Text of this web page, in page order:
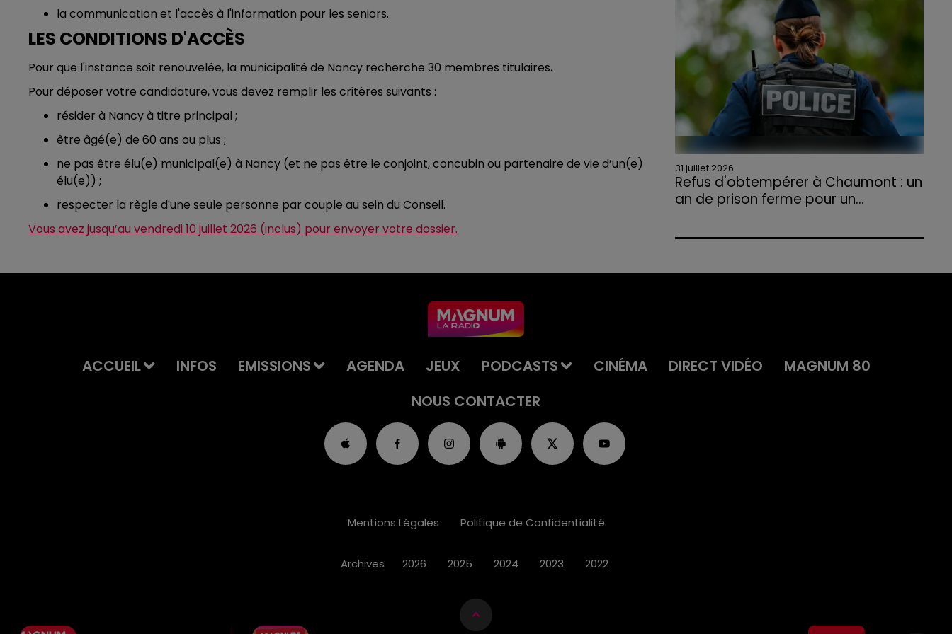
la communication et l'accès à l'information pour les seniors.
LES CONDITIONS D'ACCÈS
Pour que l'instance soit renouvelée, la municipalité de Nancy recherche 30 membres titulaires.
Pour déposer votre candidature, vous devez remplir les critères suivants :
résider à Nancy à titre principal ;
être âgé(e) de 60 ans ou plus ;
ne pas être élu(e) municipal(e) à Nancy (et ne pas être le conjoint, concubin ou partenaire de vie d’un(e)
élu(e)) ;
respecter la règle d'une seule personne par couple au sein du Conseil.
Vous avez jusqu’au vendredi 10 juillet 2026 (inclus) pour envoyer votre dossier.
agriculteurs volontaires pour venir en aide...
31 juillet 2026
Refus d'obtempérer à Chaumont : un
an de prison ferme pour un...
l'annulation de son permis et la confiscation
ACCUEIL INFOS EMISSIONS AGENDA JEUX PODCASTS CINÉMA DIRECT VIDÉO
MAGNUM 80
NOUS CONTACTER
Mentions Légales Politique de Confidentialité
Archives 2026 2025 2024 2023 2022